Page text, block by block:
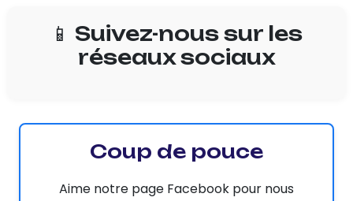
📱 Suivez-nous sur les
réseaux sociaux
Coup de pouce
Aime notre page Facebook pour nous